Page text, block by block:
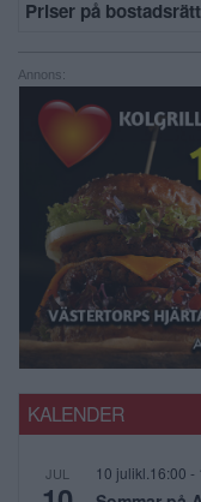
Priser på
Annons:
KALENDER
JUL 10 julikl.16:00 -